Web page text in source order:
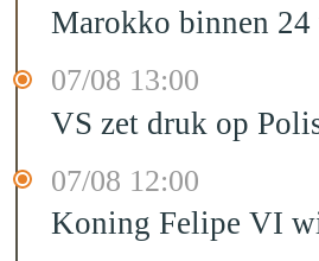
Marokko binnen
07/08 13:00
VS zet druk op
07/08 12:00
Koning Felipe VI